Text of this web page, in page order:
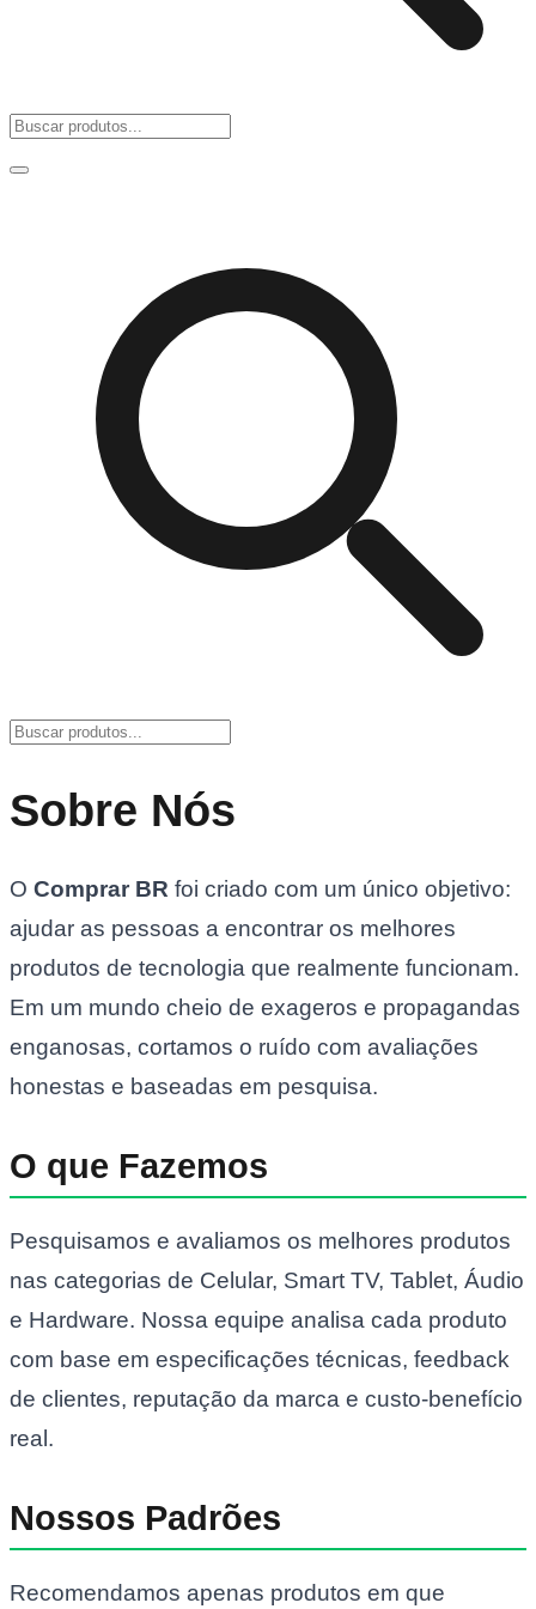
Sobre Nós
O Comprar BR foi criado com um único objetivo:
ajudar as pessoas a encontrar os melhores
produtos de tecnologia que realmente funcionam.
Em um mundo cheio de exageros e propagandas
enganosas, cortamos o ruído com avaliações
honestas e baseadas em pesquisa.
O que Fazemos
Pesquisamos e avaliamos os melhores produtos
nas categorias de Celular, Smart TV, Tablet, Áudio
e Hardware. Nossa equipe analisa cada produto
com base em especificações técnicas, feedback
de clientes, reputação da marca e custo-benefício
real.
Nossos Padrões
Recomendamos apenas produtos em que